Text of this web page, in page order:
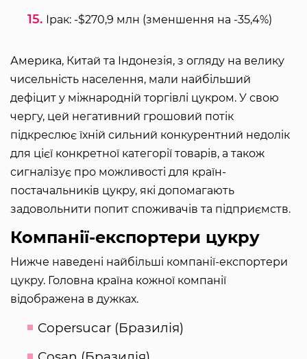
Ірак: -$270,9 млн (зменшення на -35,4%)
Америка, Китай та Індонезія, з огляду на велику
чисельність населення, мали найбільший
дефіцит у міжнародній торгівлі цукром. У свою
чергу, цей негативний грошовий потік
підкреслює їхній сильний конкурентний недолік
для цієї конкретної категорії товарів, а також
сигналізує про можливості для країн-
постачальників цукру, які допомагають
задовольнити попит споживачів та підприємств.
Компанії-експортери цукру
Нижче наведені найбільші компанії-експортери
цукру. Головна країна кожної компанії
відображена в дужках.
Copersucar (Бразилія)